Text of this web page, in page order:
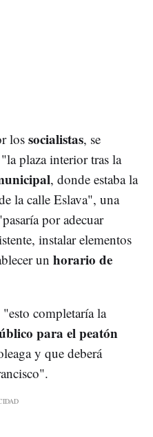
lossocialistas, se
plaza interior tras la
, donde estaba la
la calle Eslava", una
por adecuar
instalar elementos
un horario de
completaría la
para el peatón
y que deberá